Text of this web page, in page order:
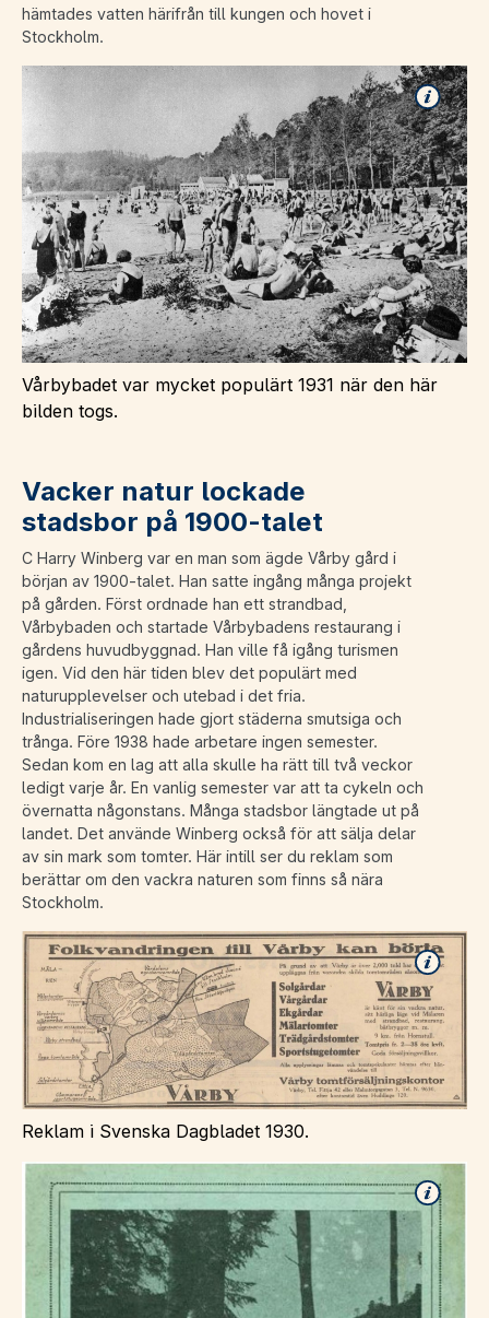
hämtades vatten härifrån till kungen och hovet i
Stockholm.
Vårbybadet var mycket populärt 1931 när den här
bilden togs.
Vacker natur lockade
stadsbor på 1900-talet
C Harry Winberg var en man som ägde Vårby gård i
början av 1900-talet. Han satte ingång många projekt
på gården. Först ordnade han ett strandbad,
Vårbybaden och startade Vårbybadens restaurang i
gårdens huvudbyggnad. Han ville få igång turismen
igen. Vid den här tiden blev det populärt med
naturupplevelser och utebad i det fria.
Industrialiseringen hade gjort städerna smutsiga och
trånga. Före 1938 hade arbetare ingen semester.
Sedan kom en lag att alla skulle ha rätt till två veckor
ledigt varje år. En vanlig semester var att ta cykeln och
övernatta någonstans. Många stadsbor längtade ut på
landet. Det använde Winberg också för att sälja delar
av sin mark som tomter. Här intill ser du reklam som
berättar om den vackra naturen som finns så nära
Stockholm.
Reklam i Svenska Dagbladet 1930.